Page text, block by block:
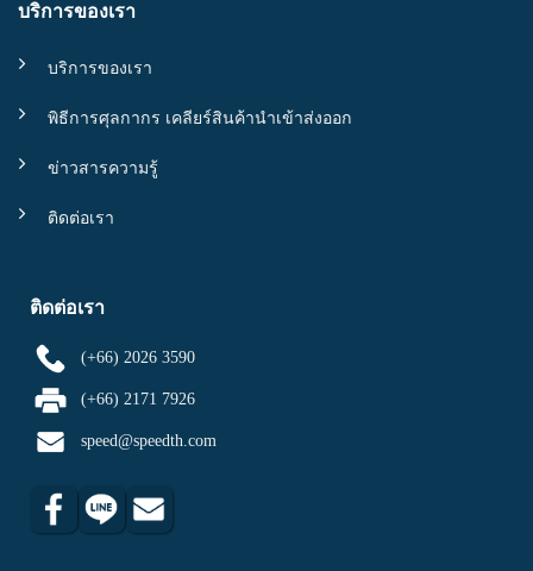
บริการของเรา
บริการของเรา
พิธีการศุลกากร เคลียร์สินค้านำเข้าส่งออก
ข่าวสารความรู้
ติดต่อเรา
ติดต่อเรา
(+66) 2026 3590
(+66) 2171 7926
speed@speedth.com